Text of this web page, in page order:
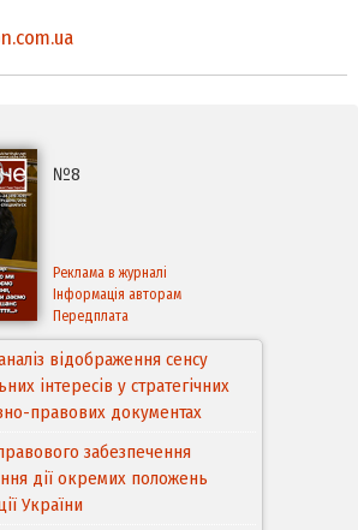
№8
Реклама в журналі
Інформація авторам
Передплата
відображення сенсу
інтересів у стратегічних
правових документах
забезпечення
дії окремих положень
України